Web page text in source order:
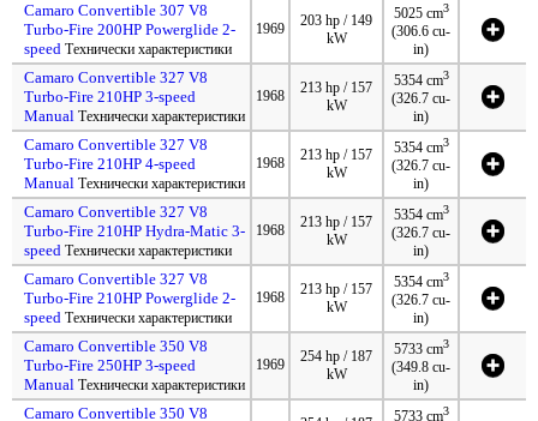
Camaro Convertible 307 V8
Turbo-Fire 200HP Powerglide 2-
speed Технически характеристики
1969
203 hp / 149
kW
5025 cm3
(306.6 cu-
in)
Camaro Convertible 327 V8
Turbo-Fire 210HP 3-speed
Manual Технически характеристики
1968
213 hp / 157
kW
5354 cm3
(326.7 cu-
in)
Camaro Convertible 327 V8
Turbo-Fire 210HP 4-speed
Manual Технически характеристики
1968
213 hp / 157
kW
5354 cm3
(326.7 cu-
in)
Camaro Convertible 327 V8
Turbo-Fire 210HP Hydra-Matic 3-
speed Технически характеристики
1968
213 hp / 157
kW
5354 cm3
(326.7 cu-
in)
Camaro Convertible 327 V8
Turbo-Fire 210HP Powerglide 2-
speed Технически характеристики
1968
213 hp / 157
kW
5354 cm3
(326.7 cu-
in)
Camaro Convertible 350 V8
Turbo-Fire 250HP 3-speed
Manual Технически характеристики
1969
254 hp / 187
kW
5733 cm3
(349.8 cu-
in)
Camaro Convertible 350 V8 5733 cm3